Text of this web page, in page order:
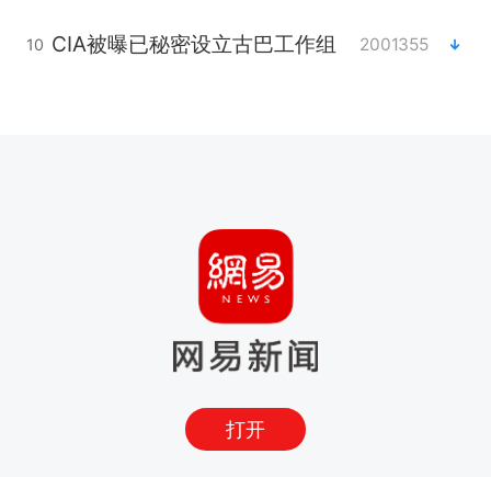
10 CIA被曝已秘密设立古巴工作组 2001355
打开